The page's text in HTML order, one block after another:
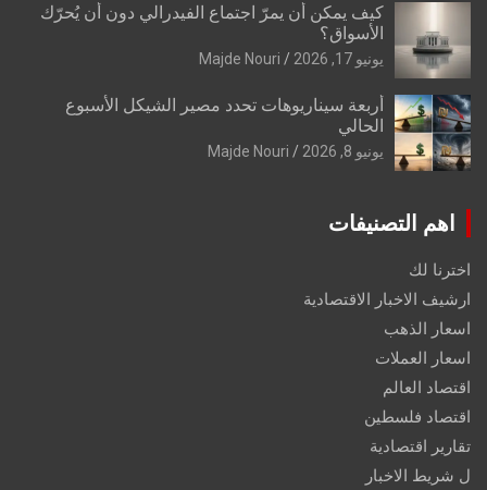
كيف يمكن أن يمرّ اجتماع الفيدرالي دون أن يُحرّك
الأسواق؟
يونيو 17, 2026 Majde Nouri
أربعة سيناريوهات تحدد مصير الشيكل الأسبوع
الحالي
يونيو 8, 2026 Majde Nouri
اهم التصنيفات
اخترنا لك
ارشيف الاخبار الاقتصادية
اسعار الذهب
اسعار العملات
اقتصاد العالم
اقتصاد فلسطين
تقارير اقتصادية
ل شريط الاخبار